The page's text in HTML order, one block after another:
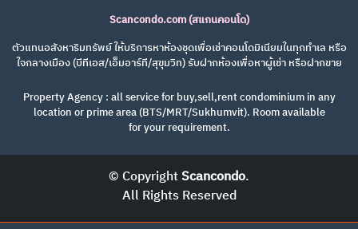
Scancondo.com (สแกนคอนโด)
ตัวแทนอสังหาริมทรัพย์ ให้บริการหาห้องชุดเพื่อเช่าคอนโดมิเนียมในทุกทำเล หรือ
ใจกลางเมือง (บีทีเอส/เอ็มอาร์ที/สุขุมวิท) รับฝากห้องเพื่อหาผู้เช่า หรือฝากขาย
Property Agency : all service for buy,sell,rent condominium in any
location or prime area (BTS/MRT/Sukhumvit). Room available
for your requirement.
© CopyrightScancondo.
All Rights Reserved